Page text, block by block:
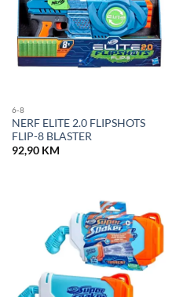
6-8
NERF ELITE 2.0 FLIPSHOTS
FLIP-8 BLASTER
92,90 KM